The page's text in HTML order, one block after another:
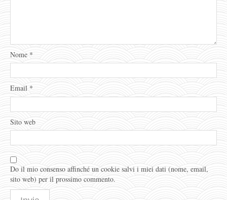
Nome *
Email *
Sito web
Do il mio consenso affinché un cookie salvi i miei dati (nome, email,
sito web) per il prossimo commento.